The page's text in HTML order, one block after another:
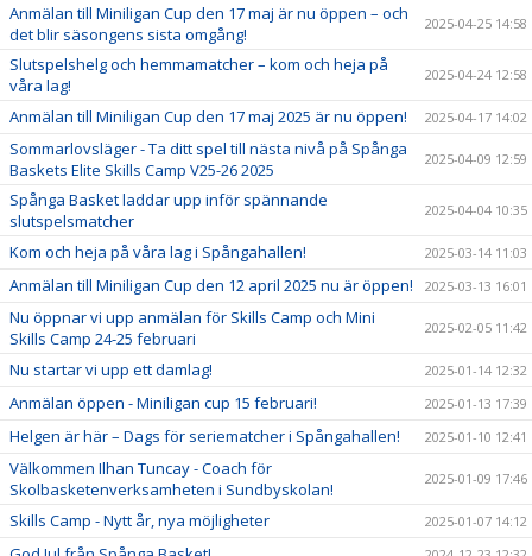
Anmälan till Miniligan Cup den 17 maj är nu öppen – och
det blir säsongens sista omgång!
2025-04-25 14:58
Slutspelshelg och hemmamatcher – kom och heja på
våra lag!
2025-04-24 12:58
Anmälan till Miniligan Cup den 17 maj 2025 är nu öppen! 2025-04-17 14:02
Sommarlovsläger - Ta ditt spel till nästa nivå på Spånga
Baskets Elite Skills Camp V25-26 2025
2025-04-09 12:59
Spånga Basket laddar upp inför spännande
slutspelsmatcher
2025-04-04 10:35
Kom och heja på våra lag i Spångahallen! 2025-03-14 11:03
Anmälan till Miniligan Cup den 12 april 2025 nu är öppen! 2025-03-13 16:01
Nu öppnar vi upp anmälan för Skills Camp och Mini
Skills Camp 24-25 februari
2025-02-05 11:42
Nu startar vi upp ett damlag! 2025-01-14 12:32
Anmälan öppen - Miniligan cup 15 februari! 2025-01-13 17:39
Helgen är här – Dags för seriematcher i Spångahallen! 2025-01-10 12:41
Välkommen Ilhan Tuncay - Coach för
Skolbasketenverksamheten i Sundbyskolan!
2025-01-09 17:46
Skills Camp - Nytt år, nya möjligheter 2025-01-07 14:12